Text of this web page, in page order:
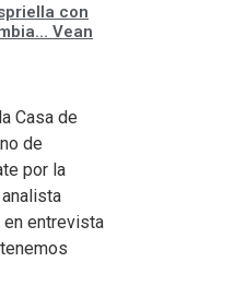
con
Vean
Casa de
de
por la
entrevista